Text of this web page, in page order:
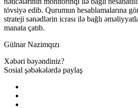
tövsiyə edib. Qurumun hesablamalarına
strateji sənədlərin icrası ilə bağlı
manata çatıb.
Gülnar Nazimqızı
Xəbəri bəyəndiniz?
Sosial şəbəkələrdə paylaş